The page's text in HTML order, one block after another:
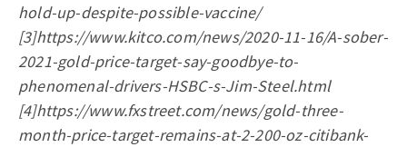
hold-up-despite-possible-vaccine/
[3]https://www.kitco.com/news/2020-11-16/A-sober-
2021-gold-price-target-say-goodbye-to-
phenomenal-drivers-HSBC-s-Jim-Steel.html
[4]https://www.fxstreet.com/news/gold-three-
month-price-target-remains-at-2-200-oz-citibank-